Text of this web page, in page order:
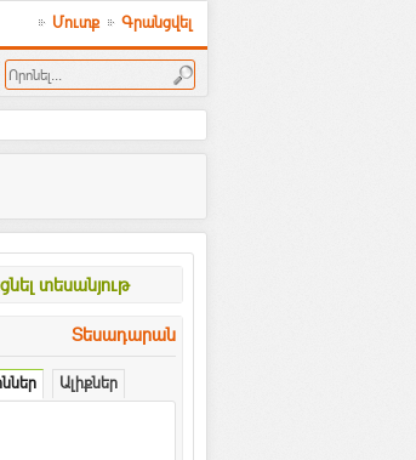
Մուտք Գրանցվել
տեսանյութ
Տեսադարան
Ալիքներ